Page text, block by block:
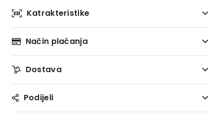
Katrakteristike
Način plaćanja
Dostava
Podijeli